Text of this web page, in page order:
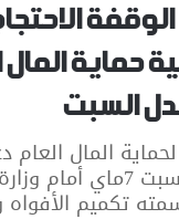
حماية المال
السبت
المال
الاحتجاجية يوم السبت
تكميم